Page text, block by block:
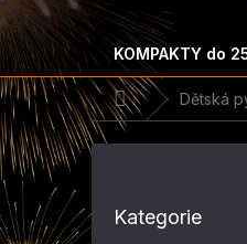
KOMPAKTY do
Domů Dětská
P
o
r
kategorie
Kategorie